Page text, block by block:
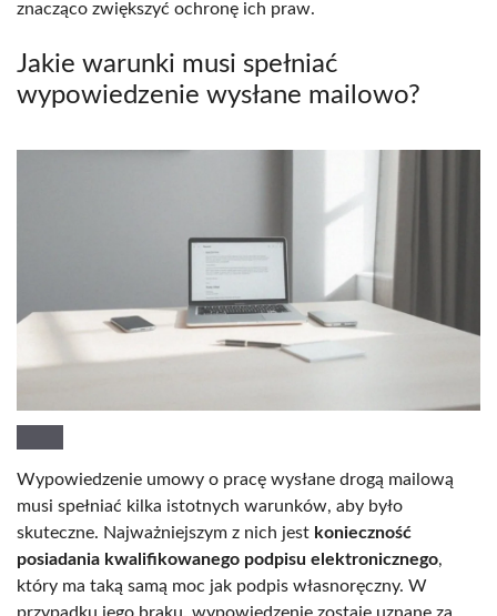
znacząco zwiększyć ochronę ich praw.
Jakie warunki musi spełniać
wypowiedzenie wysłane mailowo?
Wypowiedzenie umowy o pracę wysłane drogą mailową
musi spełniać kilka istotnych warunków, aby było
skuteczne. Najważniejszym z nich jest konieczność
posiadania kwalifikowanego podpisu elektronicznego,
który ma taką samą moc jak podpis własnoręczny. W